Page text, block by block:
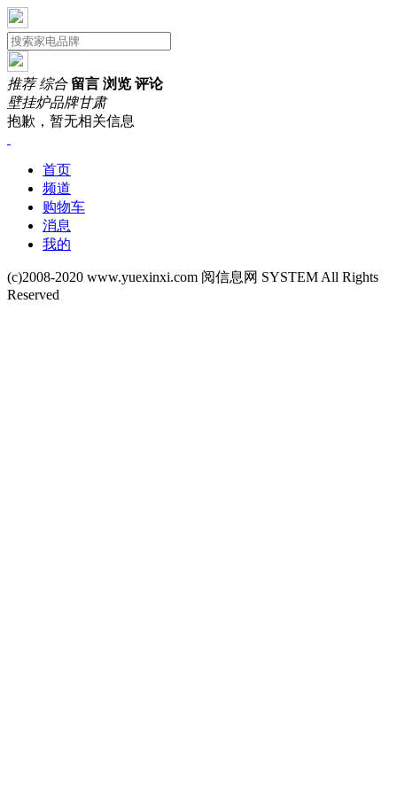
推荐 综合 留言 浏览 评论
壁挂炉品牌甘肃
抱歉，暂无相关信息
首页
频道
购物车
消息
我的
(c)2008-2020 www.yuexinxi.com 阅信息网 SYSTEM All Rights
Reserved